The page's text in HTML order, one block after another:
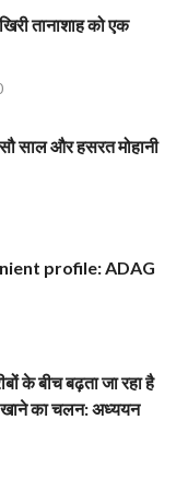
तानाशाह को एक
साल और हसरत मोहानी
profile: ADAG
के बीच बढ़ता जा रहा है
का चलन: अध्ययन